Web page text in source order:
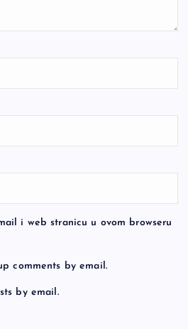
i web stranicu u ovom browseru
comments by email.
by email.